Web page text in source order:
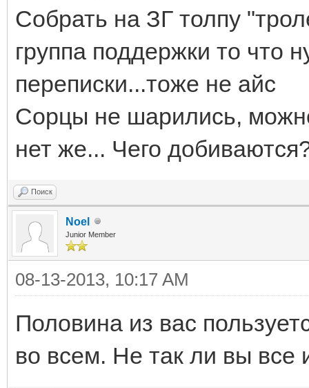
Собрать на ЗГ толпу
группа поддержки то что
переписки...тоже не айс
Сорцы не шарились,
нет же... Чего
Поиск
Noel
Junior Member
08-13-2013, 10:17 AM
Половина из вас
во всем. Не так ли вы все